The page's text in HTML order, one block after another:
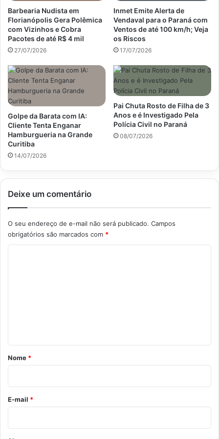
Barbearia Nudista em
Florianópolis Gera Polêmica
com Vizinhos e Cobra
Pacotes de até R$ 4 mil
27/07/2026
Inmet Emite Alerta de
Vendaval para o Paraná com
Ventos de até 100 km/h; Veja
os Riscos
17/07/2026
Golpe da Barata com IA:
Cliente Tenta Enganar
Hamburgueria na Grande
Curitiba
14/07/2026
Pai Chuta Rosto de Filha de 3
Anos e é Investigado Pela
Polícia Civil no Paraná
08/07/2026
Deixe um comentário
O seu endereço de e-mail não será publicado. Campos
obrigatórios são marcados com *
r
o
*
Nome *
E-mail *